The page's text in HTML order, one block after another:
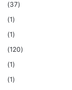
(37)
(1)
(1)
(120)
(1)
(1)